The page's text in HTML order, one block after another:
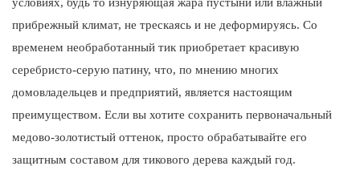
условиях, будь то изнуряющая жара пустыни или влажный
прибрежный климат, не трескаясь и не деформируясь. Со
временем необработанный тик приобретает красивую
серебристо-серую патину, что, по мнению многих
домовладельцев и предприятий, является настоящим
преимуществом. Если вы хотите сохранить первоначальный
медово-золотистый оттенок, просто обрабатывайте его
защитным составом для тикового дерева каждый год.